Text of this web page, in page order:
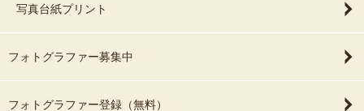
写真台紙プリント
フォトグラファー募集中
フォトグラファー登録（無料）